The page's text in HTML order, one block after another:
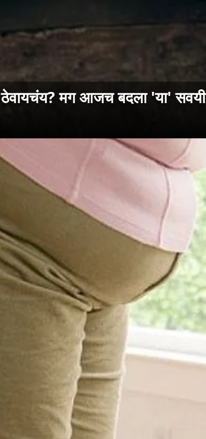
मग आजच बदला 'या' सवयी